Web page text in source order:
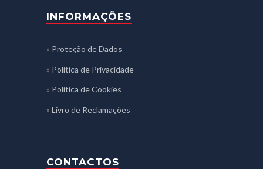
INFORMAÇÕES
» Proteção de Dados
» Política de Privacidade
» Política de Cookies
» Livro de Reclamações
CONTACTOS